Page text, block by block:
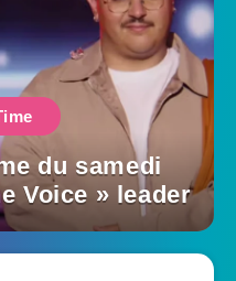
du samedi
Voice » leader